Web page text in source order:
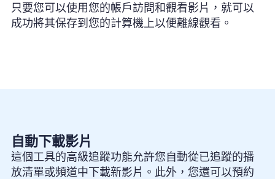
只要您可以使用您的帳戶訪問和觀看影片，就可以
成功將其保存到您的計算機上以便離線觀看。
自動下載影片
這個工具的高級追蹤功能允許您自動從已追蹤的播
放清單或頻道中下載新影片。此外，您還可以預約